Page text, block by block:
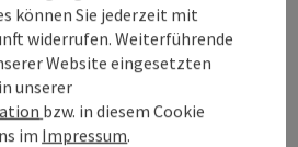
können Sie jederzeit mit
widerrufen. Weiterführende
Website eingesetzten
unserer
bzw. in diesem Cookie
im Impressum.